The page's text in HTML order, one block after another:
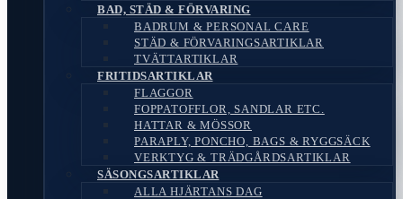
BAD, STÄD & FÖRVARING
BADRUM & PERSONAL CARE
STÄD & FÖRVARINGSARTIKLAR
TVÄTTARTIKLAR
FRITIDSARTIKLAR
FLAGGOR
FOPPATOFFLOR, SANDLAR ETC.
HATTAR & MÖSSOR
PARAPLY, PONCHO, BAGS & RYGGSÄCK
VERKTYG & TRÄDGÅRDSARTIKLAR
SÄSONGSARTIKLAR
ALLA HJÄRTANS DAG